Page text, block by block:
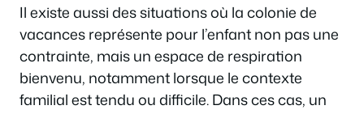
Il existe aussi des situations où la colonie de
vacances représente pour l’enfant non pas une
contrainte, mais un espace de respiration
bienvenu, notamment lorsque le contexte
familial est tendu ou difficile. Dans ces cas, un